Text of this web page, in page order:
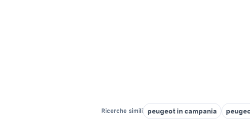
Ricerche simili peugeot in campania